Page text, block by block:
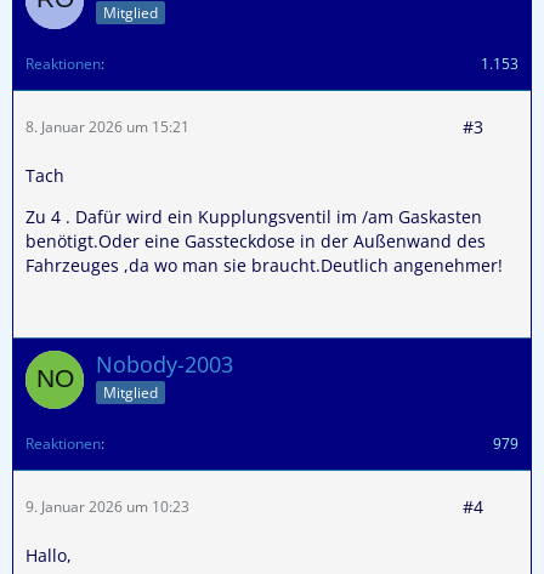
Mitglied
Reaktionen 1.153
8. Januar 2026 um 15:21 #3
Tach
Zu 4 . Dafür wird ein Kupplungsventil im /am Gaskasten
benötigt.Oder eine Gassteckdose in der Außenwand des
Fahrzeuges ,da wo man sie braucht.Deutlich angenehmer!
Nobody-2003
Mitglied
Reaktionen 979
9. Januar 2026 um 10:23 #4
Hallo,